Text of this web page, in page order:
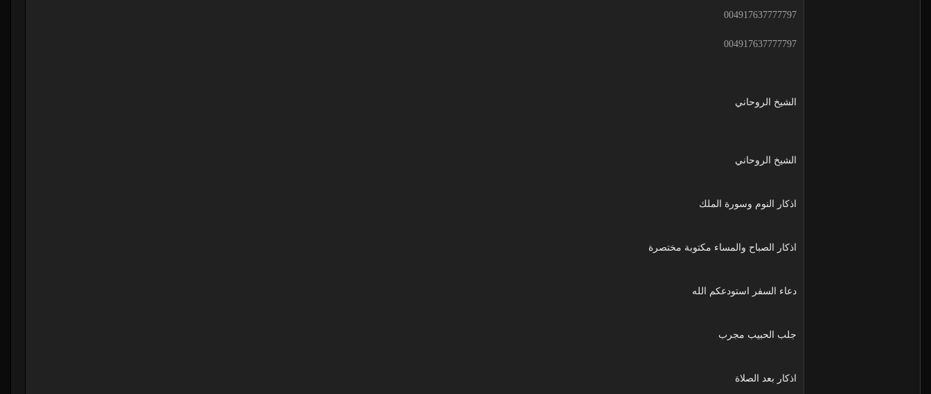
004917637777797
004917637777797
الشيخ الروحاني
الشيخ الروحاني
اذكار النوم وسورة الملك
اذكار الصباح والمساء مكتوبة مختصرة
دعاء السفر استودعكم الله
جلب الحبيب مجرب
اذكار بعد الصلاة